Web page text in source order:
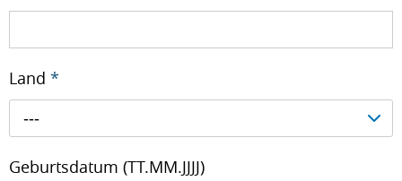
Land *
---
Geburtsdatum (TT.MM.JJJJ)